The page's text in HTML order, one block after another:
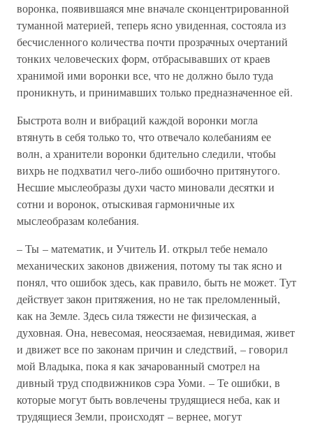
воронка, появившаяся мне вначале сконцентрированной
туманной материей, теперь ясно увиденная, состояла из
бесчисленного количества почти прозрачных очертаний
тонких человеческих форм, отбрасывавших от краев
хранимой ими воронки все, что не должно было туда
проникнуть, и принимавших только предназначенное ей.
Быстрота волн и вибраций каждой воронки могла
втянуть в себя только то, что отвечало колебаниям ее
волн, а хранители воронки бдительно следили, чтобы
вихрь не подхватил чего-либо ошибочно притянутого.
Несшие мыслеобразы духи часто миновали десятки и
сотни и воронок, отыскивая гармоничные их
мыслеобразам колебания.
– Ты – математик, и Учитель И. открыл тебе немало
механических законов движения, потому ты так ясно и
понял, что ошибок здесь, как правило, быть не может. Тут
действует закон притяжения, но не так преломленный,
как на Земле. Здесь сила тяжести не физическая, а
духовная. Она, невесомая, неосязаемая, невидимая, живет
и движет все по законам причин и следствий, – говорил
мой Владыка, пока я как зачарованный смотрел на
дивный труд сподвижников сэра Уоми. – Те ошибки, в
которые могут быть вовлечены трудящиеся неба, как и
трудящиеся Земли, происходят – вернее, могут